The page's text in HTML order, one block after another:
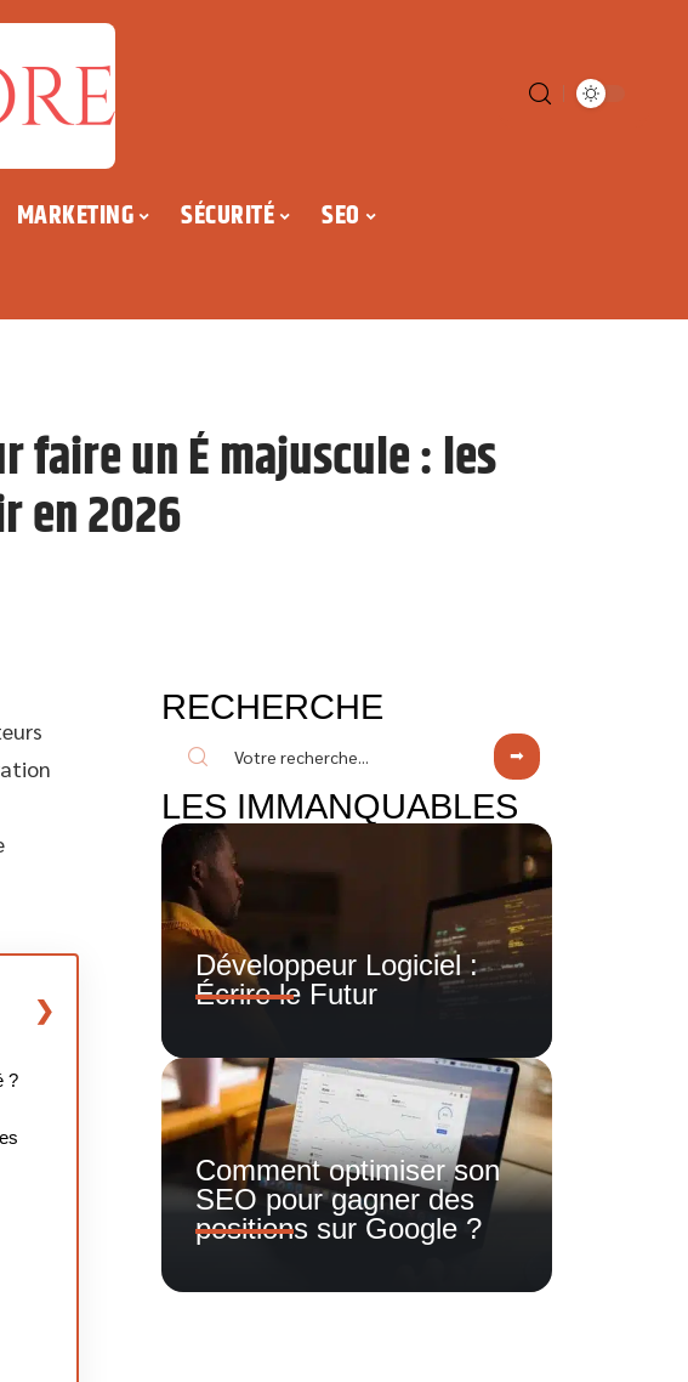
MARKETING SÉCURITÉ SEO
faire un É majuscule : les
en 2026
?
RECHERCHE
LES IMMANQUABLES
Développeur Logiciel :
Écrire le Futur
Comment optimiser son
SEO pour gagner des
positions sur Google ?